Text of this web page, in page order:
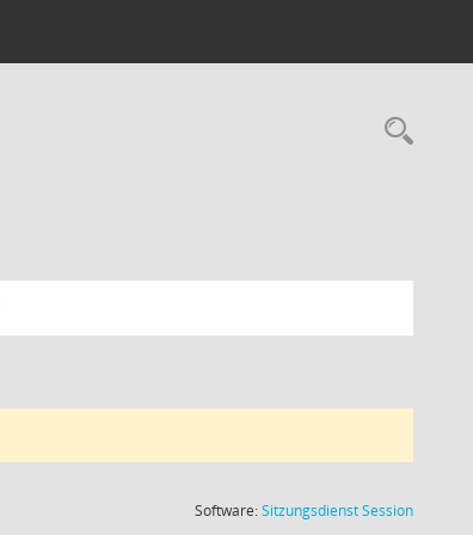
Software:SitzungsdienstSession(Wird in